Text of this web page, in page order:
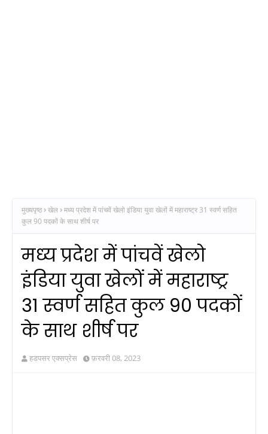
मुख्यपृष्ठ खेल मध्‍य प्रदेश में पांचवें खेलो इंडिया युवा खेलों में महाराष्‍ट्र 31 स्‍वर्ण सहित
कुल 90 पदकों के साथ शीर्ष पर
मध्‍य प्रदेश में पांचवें खेलो
इंडिया युवा खेलों में महाराष्‍ट्र
31 स्‍वर्ण सहित कुल 90 पदकों
के साथ शीर्ष पर
हडपसर एक्सप्रेस फ़रवरी 08, 2023